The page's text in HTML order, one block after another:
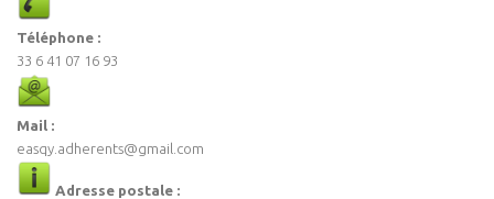
Téléphone :
33 6 41 07 16 93
Mail :
easqy.adherents@gmail.com
Adresse postale :